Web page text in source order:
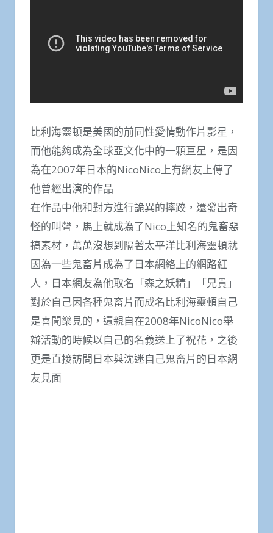
比利海靈頓是美國的前同性愛情動作片影星，
而他能夠成為全球亞文化中的一顆巨星，是因
為在2007年日本的NicoNico上有網友上傳了
他曾經出演的作品
在作品中他和對方進行詭異的摔跤，還發出奇
怪的叫聲，馬上就成為了Nico上知名的鬼畜惡
搞素材，萬萬沒想到隔著太平洋比利海靈頓就
因為一些鬼畜片成為了日本網絡上的網路紅
人，日本網友為他取名「森之妖精」「兄貴」
對於自己因各種鬼畜片而成名比利海靈頓自己
是喜聞樂見的，還親自在2008年NicoNico舉
辦活動的時候以自己的名義送上了祝花，之後
更是直接訪問日本與沈迷自己鬼畜片的日本網
友見面